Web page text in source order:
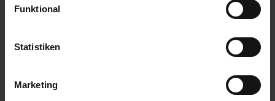
Funktional
Statistiken
Marketing